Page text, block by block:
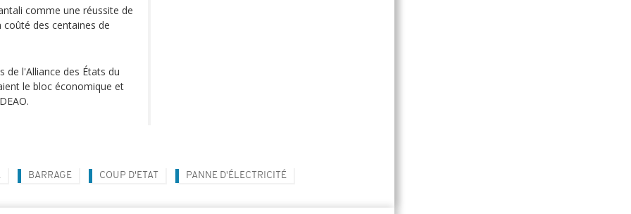
comme une réussite de
des centaines de
de l'Alliance des États du
le bloc économique et
BARRAGE COUP D'ETAT PANNE D'ÉLECTRICITÉ